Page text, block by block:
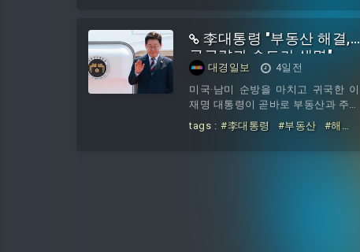
출자로 설립됐고, 2013년
서 열린 2026 쿠팡플레이 시리즈 1
경기에서 팀 K리그를 3-1로 꺾었다.
엔초 마레스카 감독은 친선경기임에
도 필 포든과 티자니 라인더르스, 마
테오 코바치치, 후벵 디아스, 잔루이
지 돈나룸마 등 주축 선수들을 선발
로 내세웠다. 맨시티 선수들은 국내
李대통령 "부동산 해결,
공급량과 속도가 생명"
대경일보
4일전
미국·남미 순방을 마치고 귀국한 이
재명 대통령이 곧바로 부동산과 주식
시장 안정 대책 점검에 나섰다. 이 대
통령은 주택 공급 부족이 심각한 수
tags : #李대통령 #부동산
#해